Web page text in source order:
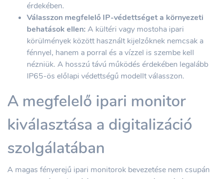
érdekében.
Válasszon megfelelő IP-védettséget a környezeti
behatások ellen: A kültéri vagy mostoha ipari
körülmények között használt kijelzőknek nemcsak a
fénnyel, hanem a porral és a vízzel is szembe kell
nézniük. A hosszú távú működés érdekében legalább
IP65-ös előlapi védettségű modellt válasszon.
A megfelelő ipari monitor
kiválasztása a digitalizáció
szolgálatában
A magas fényerejű ipari monitorok bevezetése nem csupán